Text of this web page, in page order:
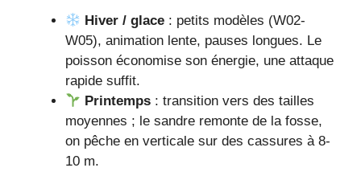
Hiver / glace : petits modèles (W02-
W05), animation lente, pauses longues. Le
poisson économise son énergie, une attaque
rapide suffit.
Printemps : transition vers des tailles
moyennes ; le sandre remonte de la fosse,
on pêche en verticale sur des cassures à 8-
10 m.